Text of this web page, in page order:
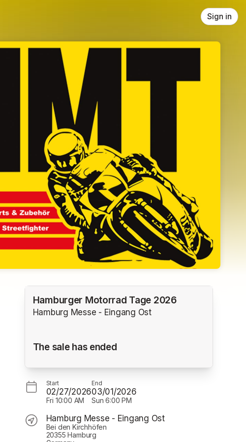
Sign in
Hamburger Motorrad Tage 2026
Hamburg Messe - Eingang Ost
The sale has ended
Start
02/27/2026
Fri 10:00 AM
End
03/01/2026
Sun 6:00 PM
Hamburg Messe - Eingang Ost
Bei den Kirchhöfen
20355 Hamburg